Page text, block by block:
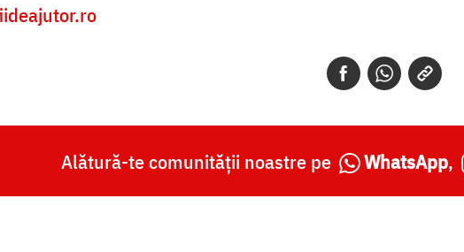
Alătură-te comunității noastre pe WhatsApp,